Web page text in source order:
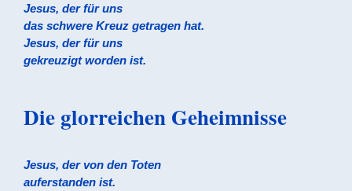
Jesus, der für uns
das schwere Kreuz getragen hat.
Jesus, der für uns
gekreuzigt worden ist.
Die glorreichen Geheimnisse
Jesus, der von den Toten
auferstanden ist.